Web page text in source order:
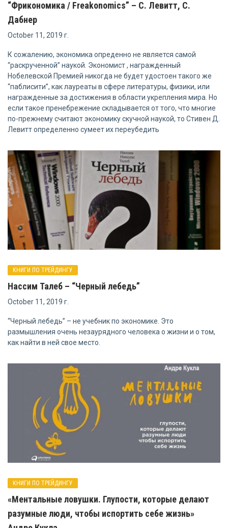
“Фрикономика / Freakonomics” – С. Левитт, С.
Дабнер
October 11, 2019 г.
К сожалению, экономика опреденно не является самой
“раскрученной” наукой. Экономист , награжденный
Нобелевской Премией никогда не будет удостоен такого же
“паблисити”, как лауреаты в сфере литературы, физики, или
награжденные за достижения в области укрепления мира. Но
если такое пренебрежение складывается от того, что многие
по-прежнему считают экономику скучной наукой, то Стивен Д.
Левитт определенно сумеет их переубедить
КНИГИ ПО ТРЕЙДИНГУ
Нассим Талеб – “Черный лебедь”
October 11, 2019 г.
“Черный лебедь” – не учебник по экономике. Это
размышления очень незаурядного человека о жизни и о том,
как найти в ней свое место.
КНИГИ ПО ТРЕЙДИНГУ
«Ментальные ловушки. Глупости, которые делают
разумные люди, чтобы испортить себе жизнь»